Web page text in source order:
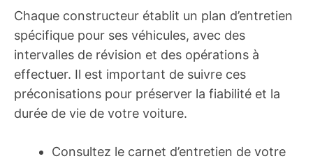
Chaque constructeur établit un plan d’entretien
spécifique pour ses véhicules, avec des
intervalles de révision et des opérations à
effectuer. Il est important de suivre ces
préconisations pour préserver la fiabilité et la
durée de vie de votre voiture.
Consultez le carnet d’entretien de votre